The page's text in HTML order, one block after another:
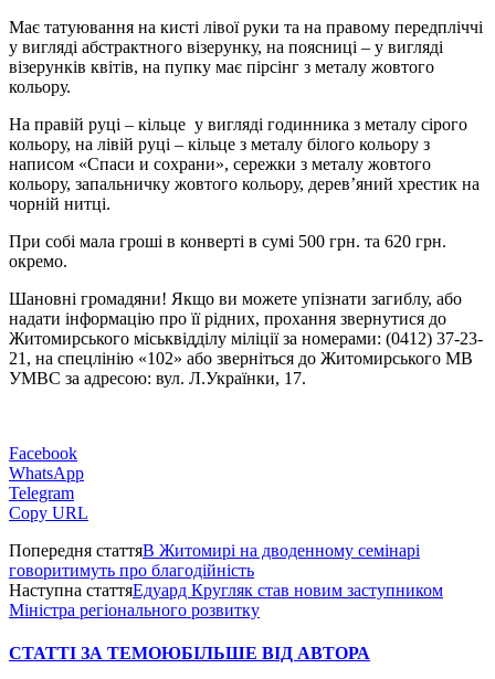
Має татуювання на кисті лівої руки та на правому передпліччі
у вигляді абстрактного візерунку, на поясниці – у вигляді
візерунків квітів, на пупку має пірсінг з металу жовтого
кольору.
На правій руці – кільце у вигляді годинника з металу сірого
кольору, на лівій руці – кільце з металу білого кольору з
написом «Спаси и сохрани», сережки з металу жовтого
кольору, запальничку жовтого кольору, дерев’яний хрестик на
чорній нитці.
При собі мала гроші в конверті в сумі 500 грн. та 620 грн.
окремо.
Шановні громадяни! Якщо ви можете упізнати загиблу, або
надати інформацію про її рідних, прохання звернутися до
Житомирського міськвідділу міліції за номерами: (0412) 37-23-
21, на спецлінію «102» або зверніться до Житомирського МВ
УМВС за адресою: вул. Л.Українки, 17.
Facebook
WhatsApp
Telegram
Copy URL
Попередня статтяВ Житомирі на дводенному семінарі
говоритимуть про благодійність
Наступна статтяЕдуард Кругляк став новим заступником
Міністра регіонального розвитку
СТАТТІ ЗА ТЕМОЮБІЛЬШЕ ВІД АВТОРА